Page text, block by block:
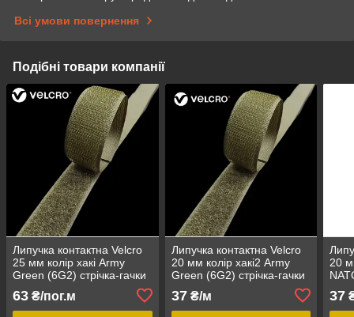
Всі умови повернення
Подібні товари компанії
Липучка контактна Velcro
25 мм колір хакі Army
Green (6G2) стрічка-гачки
та стрічка-петлі комплект
loop/hook
63 ₴/пог.м
Липучка контактна Velcro
20 мм колір хакі2 Army
Green (6G2) стрічка-гачки
та стрічка-петлі комплект
loop/hook
37₴/м
20
37